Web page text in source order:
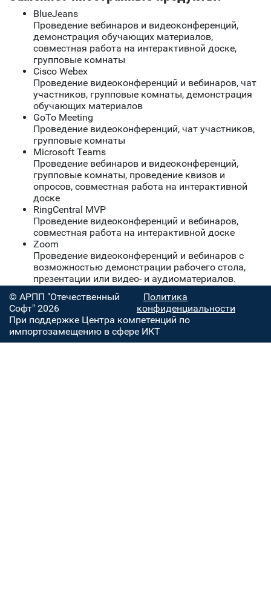
BlueJeans
Проведение вебинаров и видеоконференций,
демонстрация обучающих материалов,
совместная работа на интерактивной доске,
групповые комнаты
Cisco Webex
Проведение видеоконференций и вебинаров, чат
участников, групповые комнаты, демонстрация
обучающих материалов
GoTo Meeting
Проведение видеоконференций, чат участников,
групповые комнаты
Microsoft Teams
Проведение вебинаров и видеоконференций,
групповые комнаты, проведение квизов и
опросов, совместная работа на интерактивной
доске
RingCentral MVP
Проведение видеоконференций и вебинаров,
совместная работа на интерактивной доске
Zoom
Проведение видеоконференций и вебинаров с
возможностью демонстрации рабочего стола,
презентации или видео- и аудиоматериалов.
© АРПП "Отечественный
Софт" 2026
Политика
конфиденциальности
При поддержке Центра компетенций по
импортозамещению в сфере ИКТ